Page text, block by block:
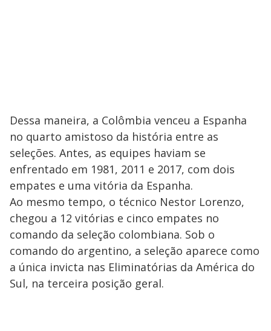
Dessa maneira, a Colômbia venceu a Espanha
no quarto amistoso da história entre as
seleções. Antes, as equipes haviam se
enfrentado em 1981, 2011 e 2017, com dois
empates e uma vitória da Espanha.
Ao mesmo tempo, o técnico Nestor Lorenzo,
chegou a 12 vitórias e cinco empates no
comando da seleção colombiana. Sob o
comando do argentino, a seleção aparece como
a única invicta nas Eliminatórias da América do
Sul, na terceira posição geral.